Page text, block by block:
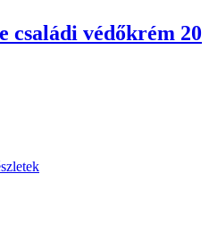
családi védőkrém 20